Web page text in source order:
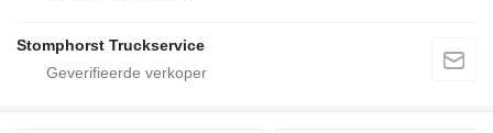
Stomphorst Truckservice